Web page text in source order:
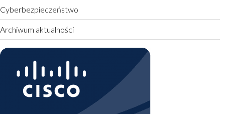
Cyberbezpieczeństwo
Archiwum aktualności